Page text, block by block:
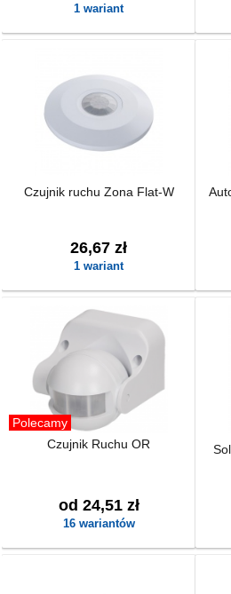
1 wariant
Czujnik ruchu Zona Flat-W
26,67 zł
1 wariant
Polecamy
Czujnik Ruchu OR
od 24,51 zł
16 wariantów